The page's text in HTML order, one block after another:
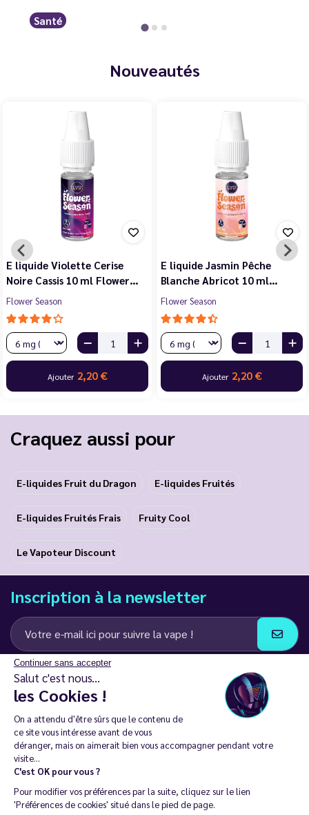
Continuer sans accepter
Salut c'est nous...
les Cookies !
On a attendu d'être sûrs que le contenu de
ce site vous intéresse avant de vous
déranger, mais on aimerait bien vous accompagner pendant votre
visite...
C'est OK pour vous ?
Pour modifier vos préférences par la suite, cliquez sur le lien
'Préférences de cookies' situé dans le pied de page.
Santé
Nouveautés
E liquide Violette Cerise
Noire Cassis 10 ml Flower…
Flower Season
Ajouter 2,20 €
E liquide Jasmin Pêche
Blanche Abricot 10 ml…
Flower Season
Ajouter 2,20 €
Craquez aussi pour
E-liquides Fruit du Dragon E-liquides Fruités
E-liquides Fruités Frais Fruity Cool
Le Vapoteur Discount
Inscription à la newsletter
J’accepte de recevoir des communications e-mail et SMS de la part de
LD Groupe
Restez en contact
La vente de cigarette électronique est interdite chez les moins de
18 ans. 🔞